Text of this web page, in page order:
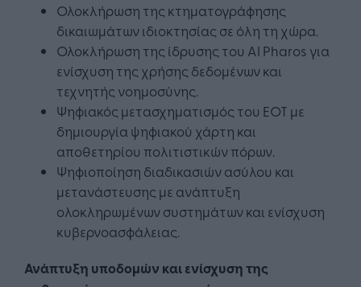
Ολοκλήρωση της κτηματογράφησης
δικαιωμάτων ιδιοκτησίας σε όλη τη χώρα.
Ολοκλήρωση της ίδρυσης του AI Pharos για
ενίσχυση της χρήσης δεδομένων και
τεχνητής νοημοσύνης.
Ψηφιακός μετασχηματισμός του ΕΟΤ με
δημιουργία ψηφιακού χάρτη και
αποθετηρίου πολιτιστικών πόρων.
Ψηφιοποίηση διαδικασιών ασύλου και
μετανάστευσης με ανάπτυξη
ολοκληρωμένων συστημάτων και ενίσχυση
κυβερνοασφάλειας.
Ανάπτυξη υποδομών και ενίσχυση της